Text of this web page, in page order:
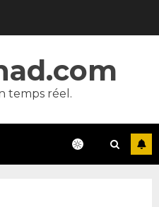
temps réel.